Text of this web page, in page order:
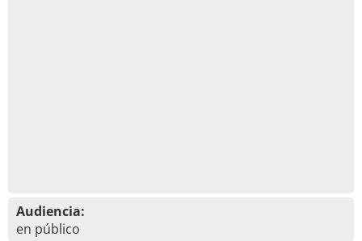
Audiencia:
en público